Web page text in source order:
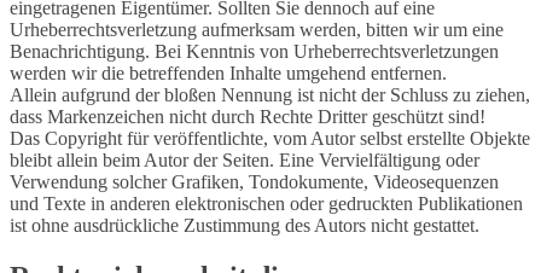
eingetragenen Eigentümer. Sollten Sie dennoch auf eine
Urheberrechtsverletzung aufmerksam werden, bitten wir um eine
Benachrichtigung. Bei Kenntnis von Urheberrechtsverletzungen
werden wir die betreffenden Inhalte umgehend entfernen.
Allein aufgrund der bloßen Nennung ist nicht der Schluss zu ziehen,
dass Markenzeichen nicht durch Rechte Dritter geschützt sind!
Das Copyright für veröffentlichte, vom Autor selbst erstellte Objekte
bleibt allein beim Autor der Seiten. Eine Vervielfältigung oder
Verwendung solcher Grafiken, Tondokumente, Videosequenzen
und Texte in anderen elektronischen oder gedruckten Publikationen
ist ohne ausdrückliche Zustimmung des Autors nicht gestattet.